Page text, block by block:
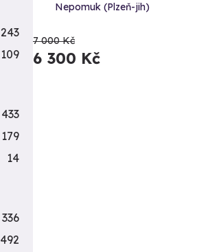
Nepomuk (Plzeň-jih)
7 000 Kč
6 300 Kč
243
109
433
179
14
336
492